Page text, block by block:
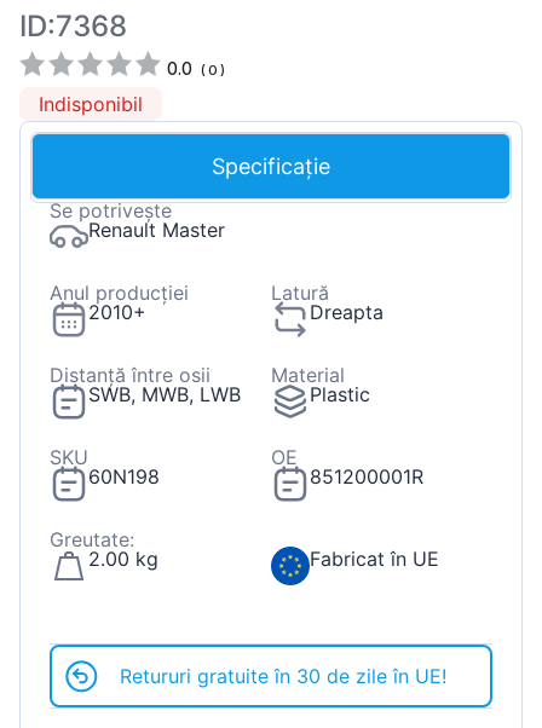
ID:7368
0.0 (0 )
Indisponibil
Specificație
Se potrivește
Renault Master
Anul producției
2010+
Latură
Dreapta
Distanță între osii
SWB, MWB, LWB
Material
Plastic
SKU
60N198
OE
851200001R
Greutate:
2.00 kg
Fabricat în UE
Retururi gratuite în 30 de zile în UE!